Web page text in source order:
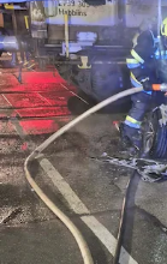
search
Suchbegriff
eingeben
© Krone
Muthgasse 2,